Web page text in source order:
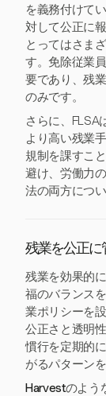
を義務付けて
対して公正に
とってはさま
す。免除従業
要であり、残
のみです。
さらに、FLSA
より高い残業
規制を課すこ
避け、労働力
法の両方につ
残業を公正に
残業を効果的
福のバランス
業ポリシーを
公正さと透明
慣行を定期的
がるパターン
Harvestのよう